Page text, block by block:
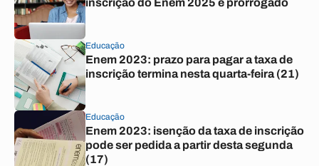
inscrição do Enem 2025 é prorrogado
Educação
Enem 2023: prazo para pagar a taxa de
inscrição termina nesta quarta-feira (21)
Educação
Enem 2023: isenção da taxa de inscrição
pode ser pedida a partir desta segunda
(17)